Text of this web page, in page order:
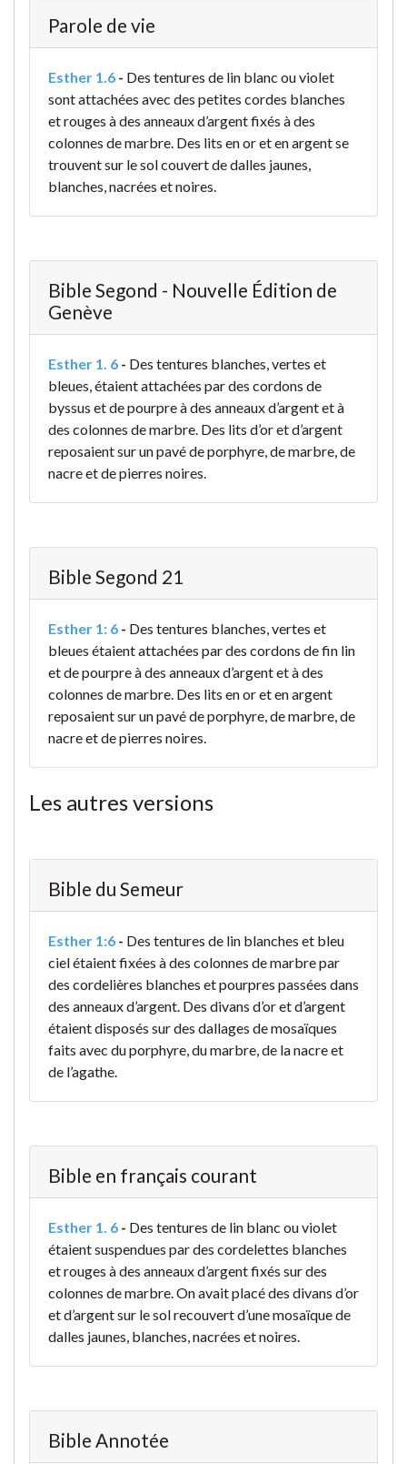
Parole de vie
Esther 1.6 - Des tentures de lin blanc ou violet
sont attachées avec des petites cordes blanches
et rouges à des anneaux d’argent fixés à des
colonnes de marbre. Des lits en or et en argent se
trouvent sur le sol couvert de dalles jaunes,
blanches, nacrées et noires.
Bible Segond - Nouvelle Édition de
Genève
Esther 1. 6 - Des tentures blanches, vertes et
bleues, étaient attachées par des cordons de
byssus et de pourpre à des anneaux d’argent et à
des colonnes de marbre. Des lits d’or et d’argent
reposaient sur un pavé de porphyre, de marbre, de
nacre et de pierres noires.
Bible Segond 21
Esther 1: 6 - Des tentures blanches, vertes et
bleues étaient attachées par des cordons de fin lin
et de pourpre à des anneaux d’argent et à des
colonnes de marbre. Des lits en or et en argent
reposaient sur un pavé de porphyre, de marbre, de
nacre et de pierres noires.
Les autres versions
Bible du Semeur
Esther 1:6 - Des tentures de lin blanches et bleu
ciel étaient fixées à des colonnes de marbre par
des cordelières blanches et pourpres passées dans
des anneaux d’argent. Des divans d’or et d’argent
étaient disposés sur des dallages de mosaïques
faits avec du porphyre, du marbre, de la nacre et
de l’agathe.
Bible en français courant
Esther 1. 6 - Des tentures de lin blanc ou violet
étaient suspendues par des cordelettes blanches
et rouges à des anneaux d’argent fixés sur des
colonnes de marbre. On avait placé des divans d’or
et d’argent sur le sol recouvert d’une mosaïque de
dalles jaunes, blanches, nacrées et noires.
Bible Annotée